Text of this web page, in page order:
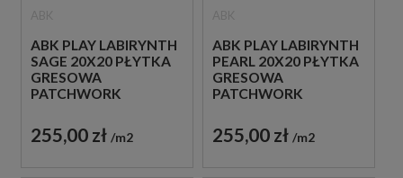
ABK PLAY LABIRYNTH
SAGE 20X20 PŁYTKA
GRESOWA
PATCHWORK
255,00 zł m2
ABK PLAY LABIRYNTH
PEARL 20X20 PŁYTKA
GRESOWA
PATCHWORK
255,00 zł m2